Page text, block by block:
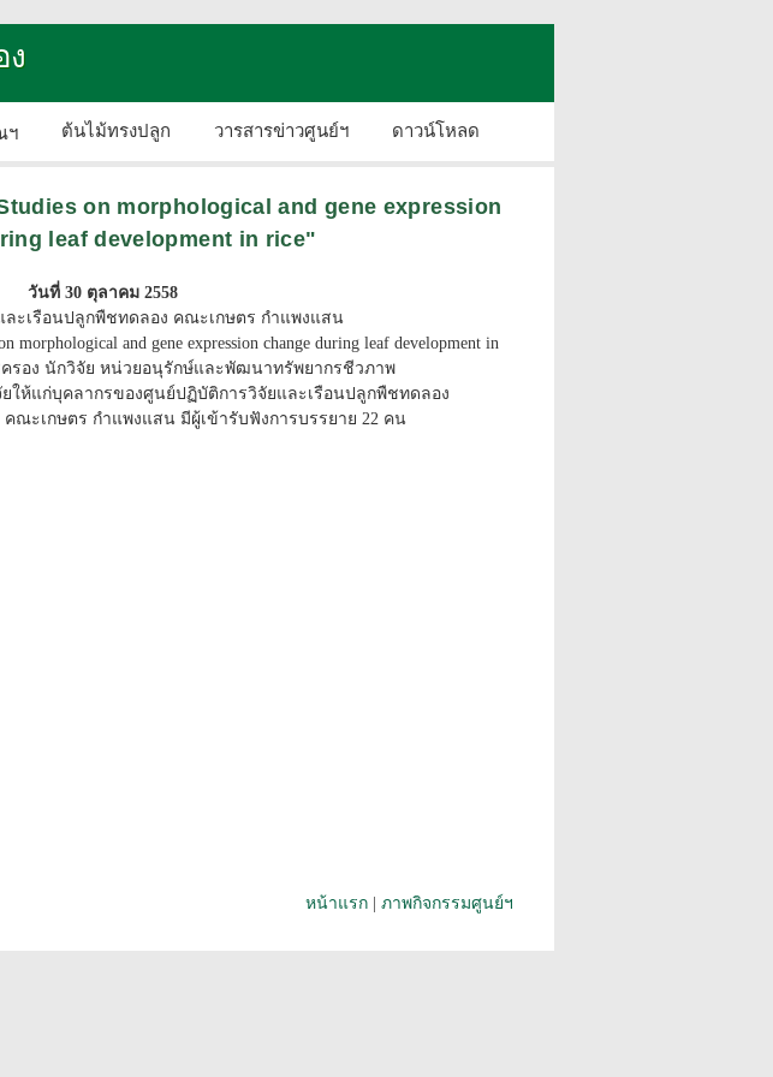
ง
ฯ ต้นไม้ทรงปลูก วารสารข่าวศูนย์ฯ ดาวน์โหลด
on morphological and gene expression
leaf development in rice"
วันที่ 30 ตุลาคม 2558
ะเรือนปลูกพืชทดลอง คณะเกษตร กำแพงแสน
and gene expression change during leaf development in
รอง นักวิจัย หน่วยอนุรักษ์และพัฒนาทรัพยากรชีวภาพ
ให้แก่บุคลากรของศูนย์ปฏิบัติการวิจัยและเรือนปลูกพืชทดลอง
ณะเกษตร กำแพงแสน มีผู้เข้ารับฟังการบรรยาย 22 คน
หน้าแรก ภาพกิจกรรมศูนย์ฯ